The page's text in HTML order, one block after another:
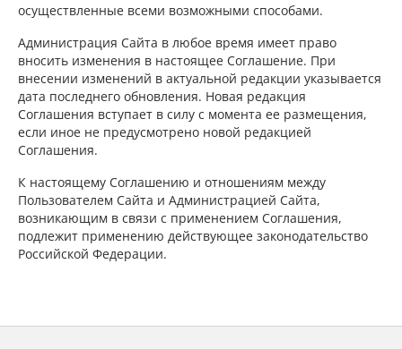
осуществленные всеми возможными способами.
Администрация Сайта в любое время имеет право
вносить изменения в настоящее Соглашение. При
внесении изменений в актуальной редакции указывается
дата последнего обновления. Новая редакция
Соглашения вступает в силу с момента ее размещения,
если иное не предусмотрено новой редакцией
Соглашения.
К настоящему Соглашению и отношениям между
Пользователем Сайта и Администрацией Сайта,
возникающим в связи с применением Соглашения,
подлежит применению действующее законодательство
Российской Федерации.